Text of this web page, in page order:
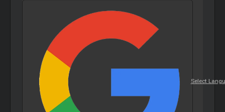
Select